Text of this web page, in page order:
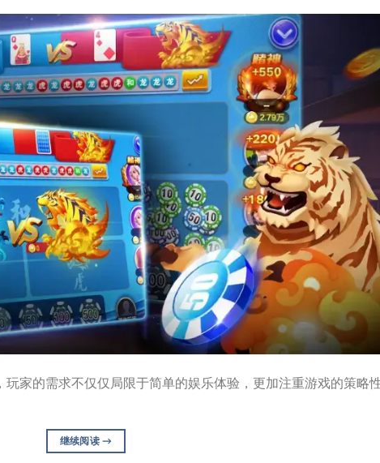
家的需求不仅仅局限于简单的娱乐体验，更加注重游戏的策略
继续阅读→